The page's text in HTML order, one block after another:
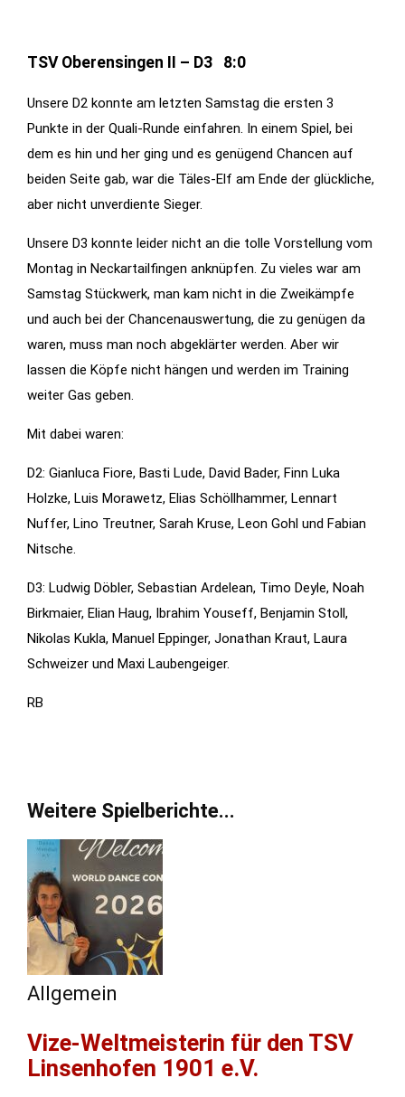
TSV Oberensingen II – D3 8:0
Unsere D2 konnte am letzten Samstag die ersten 3
Punkte in der Quali-Runde einfahren. In einem Spiel, bei
dem es hin und her ging und es genügend Chancen auf
beiden Seite gab, war die Täles-Elf am Ende der glückliche,
aber nicht unverdiente Sieger.
Unsere D3 konnte leider nicht an die tolle Vorstellung vom
Montag in Neckartailfingen anknüpfen. Zu vieles war am
Samstag Stückwerk, man kam nicht in die Zweikämpfe
und auch bei der Chancenauswertung, die zu genügen da
waren, muss man noch abgeklärter werden. Aber wir
lassen die Köpfe nicht hängen und werden im Training
weiter Gas geben.
Mit dabei waren:
D2: Gianluca Fiore, Basti Lude, David Bader, Finn Luka
Holzke, Luis Morawetz, Elias Schöllhammer, Lennart
Nuffer, Lino Treutner, Sarah Kruse, Leon Gohl und Fabian
Nitsche.
D3: Ludwig Döbler, Sebastian Ardelean, Timo Deyle, Noah
Birkmaier, Elian Haug, Ibrahim Youseff, Benjamin Stoll,
Nikolas Kukla, Manuel Eppinger, Jonathan Kraut, Laura
Schweizer und Maxi Laubengeiger.
RB
Weitere Spielberichte...
Allgemein
Vize-Weltmeisterin für den TSV
Linsenhofen 1901 e.V.
Notwendig
Diese
Cookies
werden für
Funktionalität
der Website
benötigt.
Statistiken
Diese Cookies
geben uns
Informationen,
Website
genutzt wird,
und helfen
uns somit
verbessern
der Website.
Wird für
Marketing
Indem Sie uns Ihre
Interessen und Ihr
Verhalten beim
Besuch unserer
Website mitteilen,
erhöhen Sie die
personalisierte
Inhalte und